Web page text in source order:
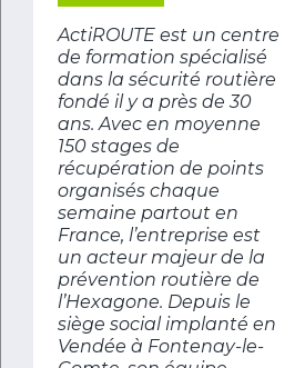
ActiROUTE est un centre
de formation spécialisé
dans la sécurité routière
fondé il y a près de 30
ans. Avec en moyenne
150 stages de
récupération de points
organisés chaque
semaine partout en
France, l’entreprise est
un acteur majeur de la
prévention routière de
l’Hexagone. Depuis le
siège social implanté en
Vendée à Fontenay-le-